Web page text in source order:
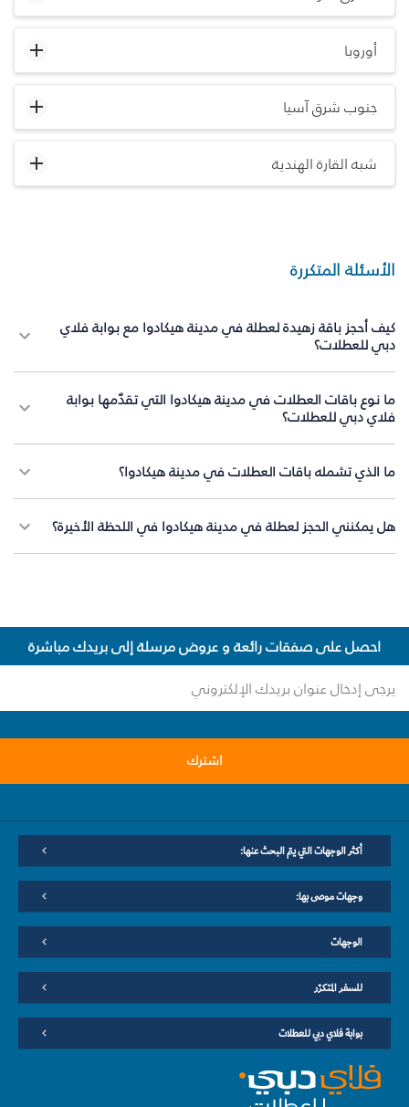
أوروبا
جنوب شرق آسيا
شبه القارة الهندية
الأسئلة المتكررة
كيف أحجز باقة زهيدة لعطلة في مدينة هيكادوا مع بوابة فلاي
دبي للعطلات؟
ما نوع باقات العطلات في مدينة هيكادوا التي تقدّمها بوابة
فلاي دبي للعطلات؟
ما الذي تشمله باقات العطلات في مدينة هيكادوا؟
هل يمكنني الحجز لعطلة في مدينة هيكادوا في اللحظة الأخيرة؟
احصل على صفقات رائعة و عروض مرسلة إلى بريدك مباشرة
اشترك
أكثر الوجهات التي يتم البحث عنها:
وجهات موصى بها:
الوجهات
للسفر المتكرّر
بوابة فلاي دبي للعطلات